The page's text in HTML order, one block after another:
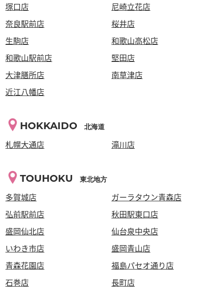
塚口店
尼崎立花店
奈良駅前店
桜井店
生駒店
和歌山高松店
和歌山駅前店
堅田店
大津膳所店
南草津店
近江八幡店
HOKKAIDO 北海道
札幌大通店 滝川店
TOUHOKU 東北地方
多賀城店
ガーラタウン青森店
弘前駅前店
秋田駅東口店
盛岡仙北店
仙台泉中央店
いわき市店
盛岡青山店
青森花園店
福島パセオ通り店
石巻店
長町店